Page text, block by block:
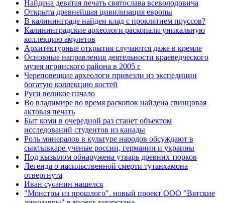
Найдена девятая печать святослава всеволодовича
Открыта древнейшая цивилизация европы
В калининграде найден клад с проклятием пруссов?
Калининградские археологи раскопали уникальную
коллекцию амулетов
Архитектурные открытия случаются даже в кремле
Основные направления деятельности краеведческого
музея игринского района в 2005 г
Череповецкие археологи привезли из экспедиции
богатую коллекцию костей
Руси великое начало
Во владимире во время раскопок найдена свинцовая
актовая печать
Быт коми в очередной раз станет объектом
исследований студентов из канады
Роль минералов в культуре народов обсуждают в
сыктывкаре ученые россии, германии и украины
Под кызылом обнаружена утварь древних тюрков
Легенда о насильственной смерти тутанхамона
отвергнута
Иван сусанин нашелся
"Монстры из прошлого". новый проект ООО "Вятские